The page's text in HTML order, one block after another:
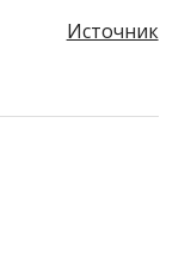
Источник